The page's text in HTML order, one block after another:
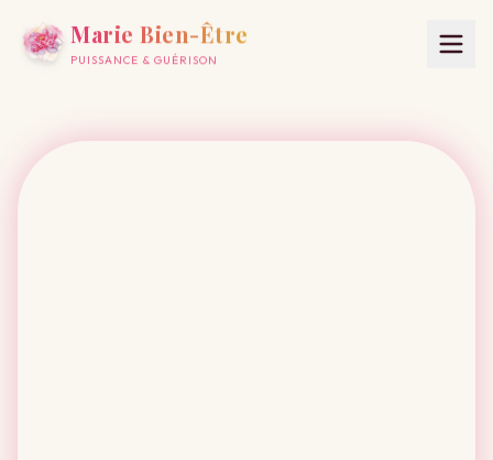
Marie Bien-Être
PUISSANCE & GUÉRISON